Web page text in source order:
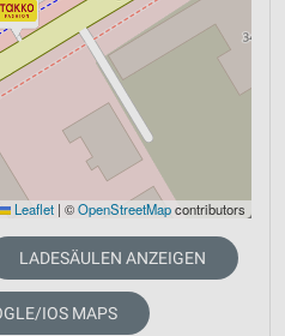
Leaflet | ©OpenStreetMapcontributors
LADESÄULEN ANZEIGEN
IOS MAPS